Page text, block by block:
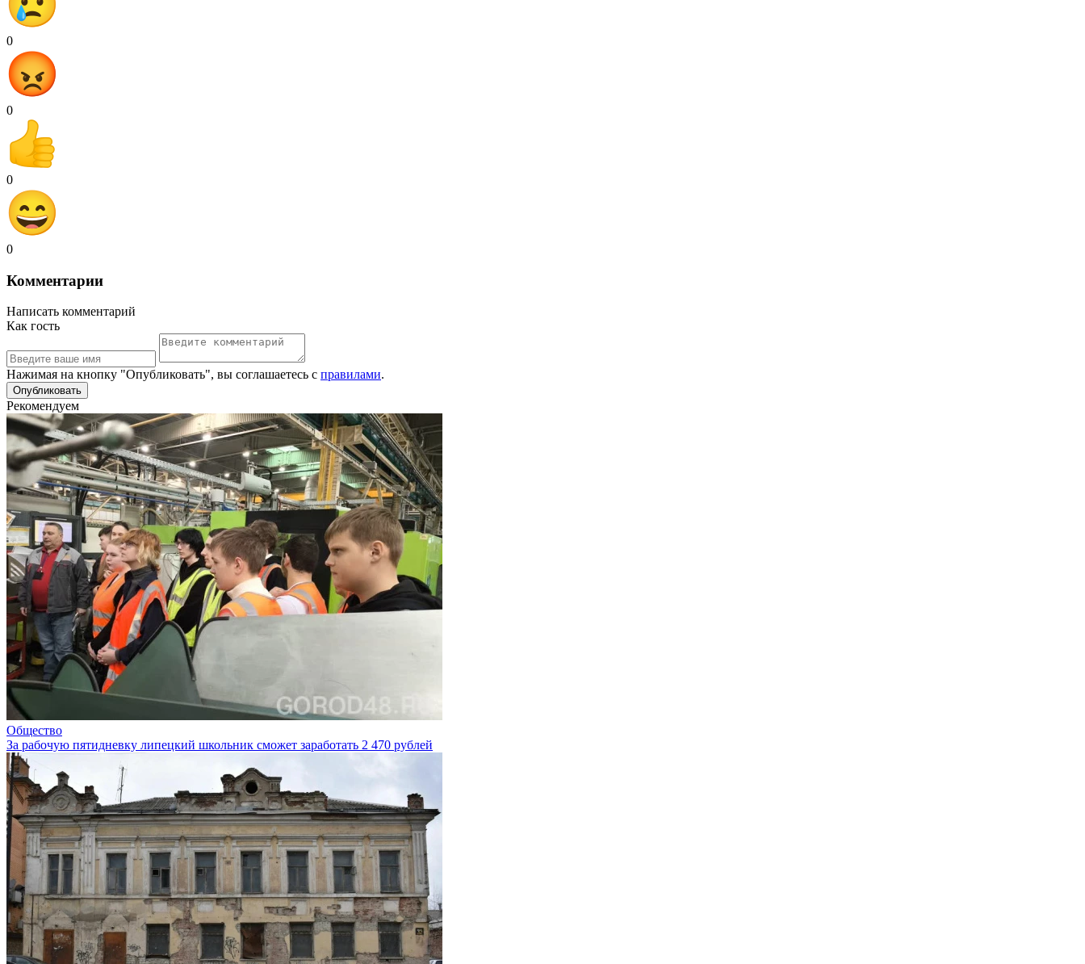
0
0
0
0
Комментарии
Написать комментарий
Как гость
Нажимая на кнопку "Опубликовать", вы соглашаетесь с правилами.
Рекомендуем
Общество
За рабочую пятидневку липецкий школьник сможет заработать 2 470 рублей